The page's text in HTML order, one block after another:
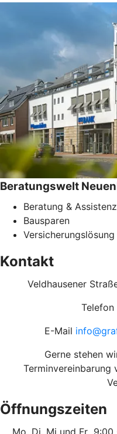
Beratungswelt
Beratung & Assistenz
Bausparen
Versicherungslösung
Kontakt
Veldhausener
E-Mail
Gerne stehen
Öffnungszeiten
Mo, Di, Mi und Fr 9:00